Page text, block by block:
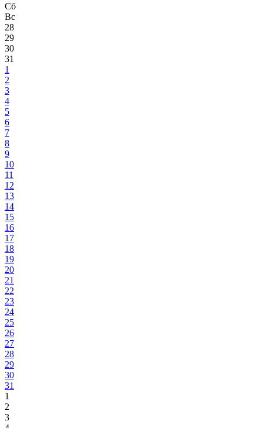
Сб
Вс
28
29
30
31
1
2
3
4
5
6
7
8
9
10
11
12
13
14
15
16
17
18
19
20
21
22
23
24
25
26
27
28
29
30
31
1
2
3